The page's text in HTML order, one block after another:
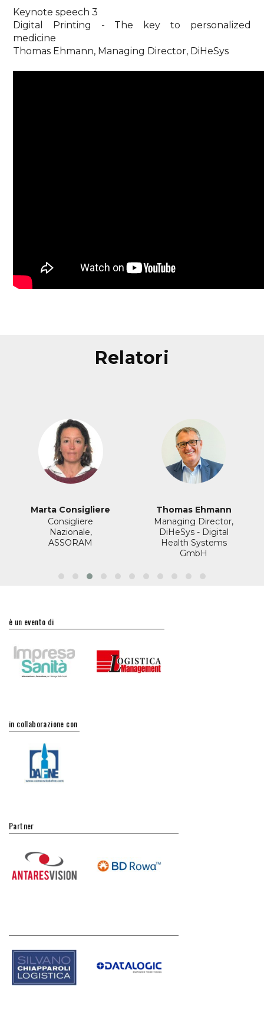
Keynote speech 3
Digital Printing - The key to personalized
medicine
Thomas Ehmann, Managing Director, DiHeSys
relatori
Marta Consigliere
Consigliere
Nazionale,
ASSORAM
Thomas Ehmann
Managing Director,
DiHeSys - Digital
Health Systems
GmbH
è un evento di
in collaborazione con
Partner